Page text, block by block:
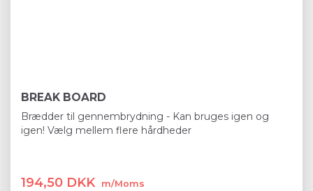
BREAK BOARD
Brædder til gennembrydning - Kan bruges igen og
igen! Vælg mellem flere hårdheder
194,50 DKK m/Moms